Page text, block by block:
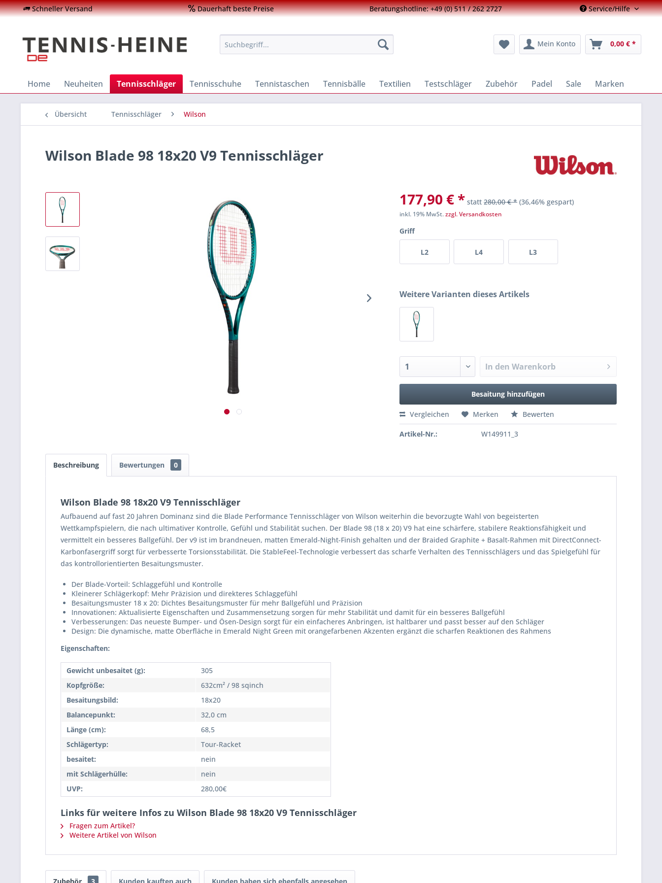
Schneller Versand Dauerhaft beste Preise Beratungshotline: +49 (0) 511 / 262 2727 Service/Hilfe
Mein Konto 0,00 € *
Home Neuheiten Tennisschläger Tennisschuhe Tennistaschen Tennisbälle Textilien Testschläger Zubehör Padel Sale Marken
Übersicht Tennisschläger Wilson
Wilson Blade 98 18x20 V9 Tennisschläger
177,90 € * statt280,00 € * (36,46% gespart)
inkl. 19% MwSt.zzgl. Versandkosten
Griff
L2 L4 L3
Weitere Varianten dieses Artikels
In den Warenkorb
Besaitung hinzufügen
Vergleichen Merken Bewerten
Artikel-Nr.: W149911_3
Beschreibung Bewertungen 0
Wilson Blade 98 18x20 V9 Tennisschläger
Aufbauend auf fast 20 Jahren Dominanz sind die Blade Performance Tennisschläger von Wilson weiterhin die bevorzugte Wahl von begeisterten
Wettkampfspielern, die nach ultimativer Kontrolle, Gefühl und Stabilität suchen. Der Blade 98 (18 x 20) V9 hat eine schärfere, stabilere Reaktionsfähigkeit und
vermittelt ein besseres Ballgefühl. Der v9 ist im brandneuen, matten Emerald-Night-Finish gehalten und der Braided Graphite + Basalt-Rahmen mit DirectConnect-
Karbonfasergriff sorgt für verbesserte Torsionsstabilität. Die StableFeel-Technologie verbessert das scharfe Verhalten des Tennisschlägers und das Spielgefühl für
das kontrollorientierten Besaitungsmuster.
Der Blade-Vorteil: Schlaggefühl und Kontrolle
Kleinerer Schlägerkopf: Mehr Präzision und direkteres Schlaggefühl
Besaitungsmuster 18 x 20: Dichtes Besaitungsmuster für mehr Ballgefühl und Präzision
Innovationen: Aktualisierte Eigenschaften und Zusammensetzung sorgen für mehr Stabilität und damit für ein besseres Ballgefühl
Verbesserungen: Das neueste Bumper- und Ösen-Design sorgt für ein einfacheres Anbringen, ist haltbarer und passt besser auf den Schläger
Design: Die dynamische, matte Oberfläche in Emerald Night Green mit orangefarbenen Akzenten ergänzt die scharfen Reaktionen des Rahmens
Eigenschaften:
Gewicht unbesaitet (g):
305
Kopfgröße:
632cm² / 98 sqinch
Besaitungsbild:
18x20
Balancepunkt:
32,0 cm
Länge (cm):
68,5
Schlägertyp:
Tour-Racket
besaitet:
nein
mit Schlägerhülle:
nein
UVP:
280,00€
Links für weitere Infos zu Wilson Blade 98 18x20 V9 Tennisschläger
Fragen zum Artikel?
Weitere Artikel von Wilson